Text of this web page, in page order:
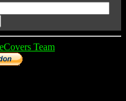
Team